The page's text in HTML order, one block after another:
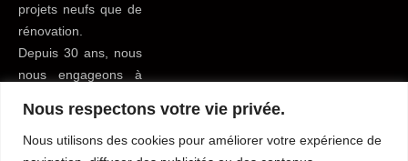
Nous respectons votre vie privée.
Nous utilisons des cookies pour améliorer votre expérience de
projets neufs que de
rénovation.
Depuis 30 ans, nous
nous engageons à
service possible à
tous nos clients du